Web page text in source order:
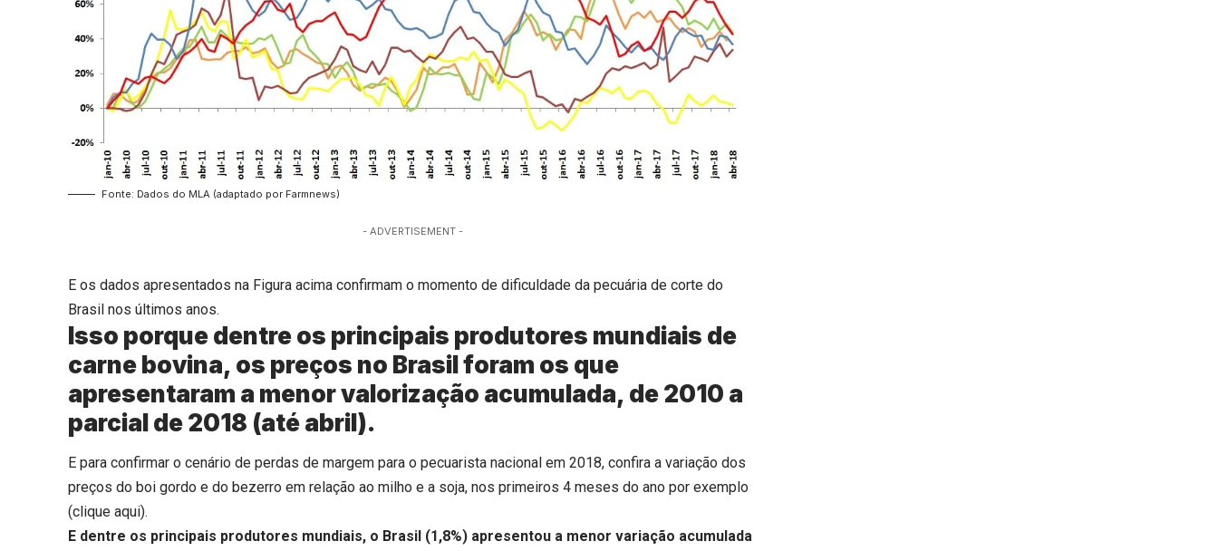
Fonte: Dados do MLA (adaptado por Farmnews)
- ADVERTISEMENT -
E os dados apresentados na Figura acima confirmam o momento de dificuldade da pecuária de corte do
Brasil nos últimos anos.
Isso porque dentre os principais produtores mundiais de
carne bovina, os preços no Brasil foram os que
apresentaram a menor valorização acumulada, de 2010 a
parcial de 2018 (até abril).
E para confirmar o cenário de perdas de margem para o pecuarista nacional em 2018, confira a variação dos
preços do boi gordo e do bezerro em relação ao milho e a soja, nos primeiros 4 meses do ano por exemplo
(clique aqui).
E dentre os principais produtores mundiais, o Brasil (1,8%) apresentou a menor variação acumulada